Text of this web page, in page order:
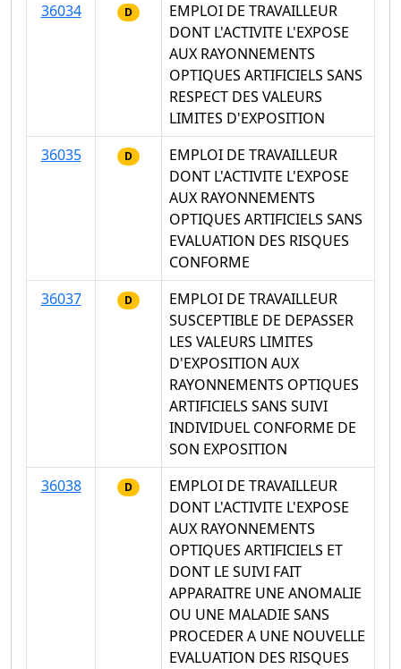
36034
D
EMPLOI DE TRAVAILLEUR
DONT L'ACTIVITE L'EXPOSE
AUX RAYONNEMENTS
OPTIQUES ARTIFICIELS SANS
RESPECT DES VALEURS
LIMITES D'EXPOSITION
36035
D
EMPLOI DE TRAVAILLEUR
DONT L'ACTIVITE L'EXPOSE
AUX RAYONNEMENTS
OPTIQUES ARTIFICIELS SANS
EVALUATION DES RISQUES
CONFORME
36037
D
EMPLOI DE TRAVAILLEUR
SUSCEPTIBLE DE DEPASSER
LES VALEURS LIMITES
D'EXPOSITION AUX
RAYONNEMENTS OPTIQUES
ARTIFICIELS SANS SUIVI
INDIVIDUEL CONFORME DE
SON EXPOSITION
36038
D
EMPLOI DE TRAVAILLEUR
DONT L'ACTIVITE L'EXPOSE
AUX RAYONNEMENTS
OPTIQUES ARTIFICIELS ET
DONT LE SUIVI FAIT
APPARAITRE UNE ANOMALIE
OU UNE MALADIE SANS
PROCEDER A UNE NOUVELLE
EVALUATION DES RISQUES